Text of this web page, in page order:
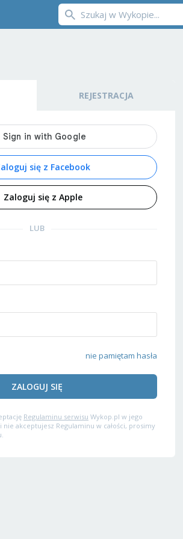
REJESTRACJA
się z Facebook
Zaloguj się z Apple
LUB
nie pamiętam hasła
ZALOGUJ SIĘ
Regulaminu serwisu Wykop.pl w jego
akceptujesz Regulaminu w całości, prosimy